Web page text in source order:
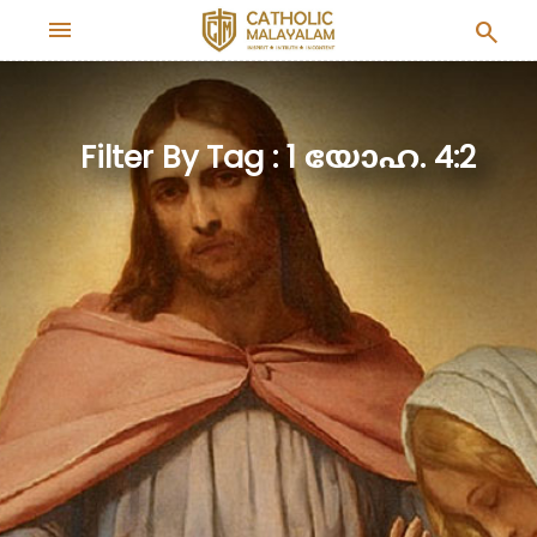
menu search
Filter By Tag : 1 യോഹ. 4:2